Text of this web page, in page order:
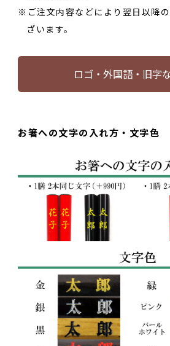
ご注文内容などにより翌日以降
ざいます。
ロゴ・外国語・旧字
お箸への文字の入れ方・文字色